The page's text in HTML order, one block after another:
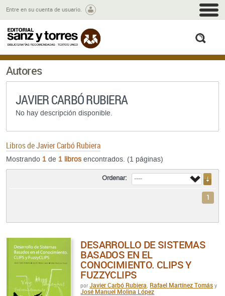
Entre en su cuenta de usuario.
Autores
JAVIER CARBÓ RUBIERA
No hay descripción disponible.
Libros deJavier Carbó Rubiera
Mostrando 1 de 1 libros encontrados. (1 páginas)
Ordenar:
1
DESARROLLO DE SISTEMAS
BASADOS EN EL
CONOCIMIENTO. CLIPS Y
FUZZYCLIPS
por Javier Carbó Rubiera Rafael Martínez Tomás y
José Manuel Molina López